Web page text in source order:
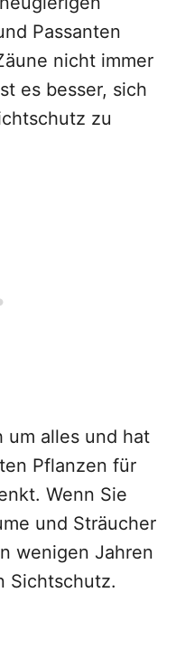
Passanten
nicht immer
es besser, sich
zu
um alles und hat
Pflanzen für
Wenn Sie
und Sträucher
wenigen Jahren
Sichtschutz.